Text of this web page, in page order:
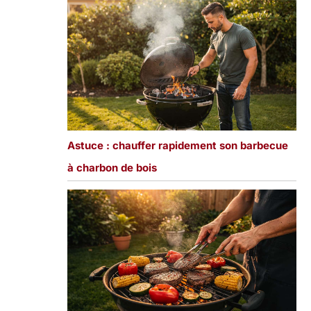
Astuce : chauffer rapidement son barbecue
à charbon de bois